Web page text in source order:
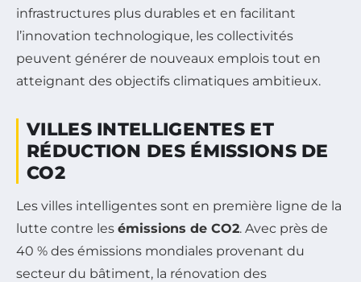
infrastructures plus durables et en facilitant
l’innovation technologique, les collectivités
peuvent générer de nouveaux emplois tout en
atteignant des objectifs climatiques ambitieux.
VILLES INTELLIGENTES ET
RÉDUCTION DES ÉMISSIONS DE
CO2
Les villes intelligentes sont en première ligne de la
lutte contre les émissions de CO2. Avec près de
40 % des émissions mondiales provenant du
secteur du bâtiment, la rénovation des